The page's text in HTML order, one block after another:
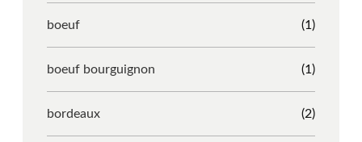
boeuf (1)
boeuf bourguignon (1)
bordeaux (2)